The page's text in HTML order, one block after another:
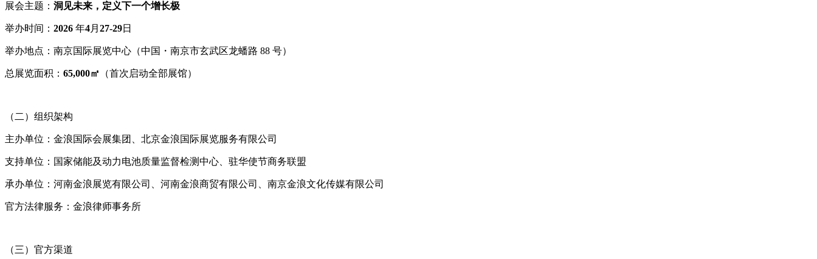
展会主题： 洞见未来，定义下一个增长极
举办时间： 2026 年4月 27-29日
举办地点：南京国际展览中心（中国・南京市玄武区龙蟠路 88 号）
总展览面积： 65,000㎡ （首次启动全部展馆）
（二）组织架构
主办单位：金浪国际会展集团、北京金浪国际展览服务有限公司
支持单位：国家储能及动力电池质量监督检测中心、驻华使节商务联盟
承办单位：河南金浪展览有限公司、河南金浪商贸有限公司、南京金浪文化传媒有限公司
官方法律服务：金浪律师事务所
（三）官方渠道